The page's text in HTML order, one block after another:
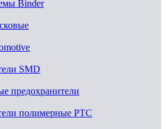
Binder
SMD
предохранители
полимерные PTC